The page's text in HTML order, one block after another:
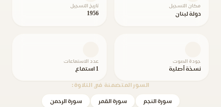
مكان التسجيل
دولة لبنان
تاريخ التسجيل
1956
جودة الصوت
نسخة أصلية
عدد الاستماعات
1 استماع
السور المتضمنة في التلاوة:
سورة النجم سورة القمر سورة الرحمن